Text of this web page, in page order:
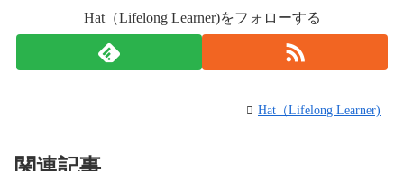
Hat（Lifelong Learner)をフォローする
Hat（Lifelong Learner)